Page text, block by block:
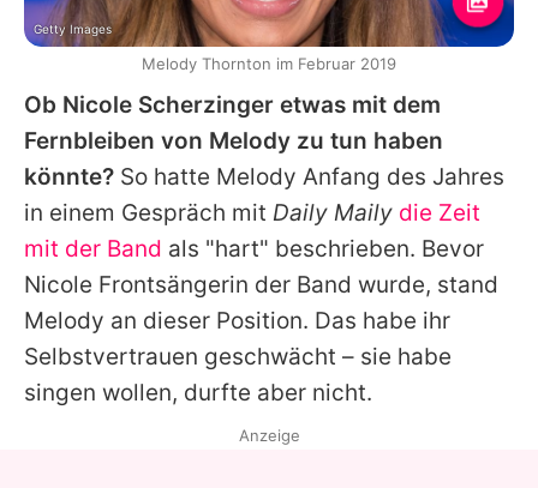
Ob Nicole Scherzinger etwas mit dem
Fernbleiben von Melody zu tun haben
könnte? So hatte Melody Anfang des Jahres
in einem Gespräch mit Daily Maily die Zeit
mit der Band als "hart" beschrieben. Bevor
Nicole Frontsängerin der Band wurde, stand
Melody an dieser Position. Das habe ihr
Selbstvertrauen geschwächt – sie habe
singen wollen, durfte aber nicht.
Getty Images
Melody Thornton im Februar 2019
Anzeige